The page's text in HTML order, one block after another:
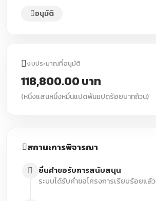
อนุมัติ
งบประมาณที่อนุมัติ
118,800.00 บาท
(หนึ่งแสนหนึ่งหมื่นแปดพันแปดร้อยบาทถ้วน)
สถานะการพิจารณา
ยื่นคำขอรับการสนับสนุน
ระบบได้รับคำขอโครงการเรียบร้อยแล้ว